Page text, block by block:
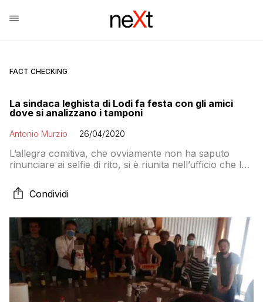
FACT CHECKING
La sindaca leghista di Lodi fa festa con gli amici
dove si analizzano i tamponi
Antonio Murzio 26/04/2020
L’allegra comitiva, che ovviamente non ha saputo
rinunciare ai selfie di rito, si è riunita nell’ufficio che la
Parco tecnologico padano, un centro di ricerca poco
fuori città, dove da alcune settimane vengono
Covid-19
Condividi